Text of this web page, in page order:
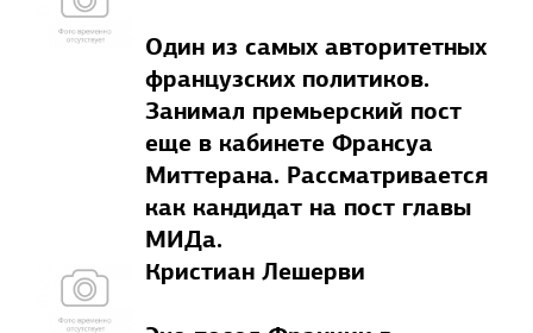
Один из самых авторитетных
французских политиков.
Занимал премьерский пост
еще в кабинете Франсуа
Миттерана. Рассматривается
как кандидат на пост главы
МИДа.
Кристиан Лешерви